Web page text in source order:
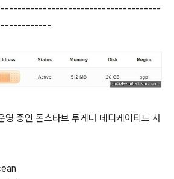
영 중인 돈스타브 투게더 데디케이티드 서